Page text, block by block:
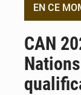
EN CE
CAN